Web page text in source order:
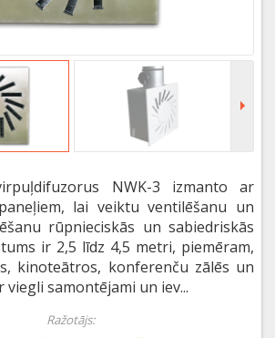
NWK-3 izmanto ar
lai veiktu ventilēšanu un
rūpnieciskās un sabiedriskās
ir 2,5 līdz 4,5 metri, piemēram,
kinoteātros, konferenču zālēs un
viegli samontējami un iev...
Ražotājs: